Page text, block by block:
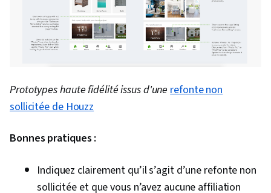
Prototypes haute fidélité issus d'une refonte non
sollicitée de Houzz
Bonnes pratiques :
Indiquez clairement qu’il s’agit d’une refonte non
sollicitée et que vous n’avez aucune affiliation